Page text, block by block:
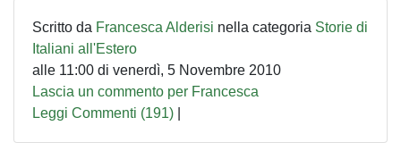
Scritto da Francesca Alderisi nella categoria Storie di
Italiani all'Estero
alle 11:00 di venerdì, 5 Novembre 2010
Lascia un commento per Francesca
Leggi Commenti (191)